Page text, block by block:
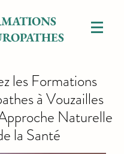
les Formations
à Vouzailles
Naturelle
la Santé